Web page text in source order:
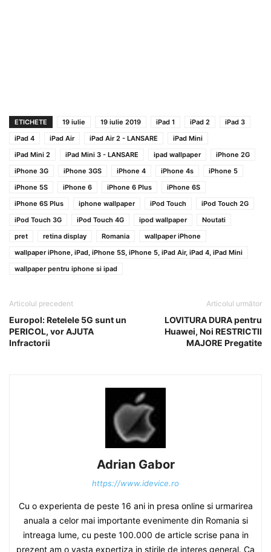
ETICHETE 19 iulie 19 iulie 2019 iPad 1 iPad 2
iPad 3
iPad 4
iPad Air iPad Air 2 - LANSARE
iPad Mini
iPad Mini 2
iPad Mini 3 - LANSARE ipad wallpaper
iPhone 2G
iPhone 3G
iPhone 3GS iPhone 4 iPhone 4s
iPhone 5
iPhone 5S
iPhone 6 iPhone 6 Plus
iPhone 6S
iPhone 6S Plus
iphone wallpaper iPod Touch
iPod Touch 2G
iPod Touch 3G
iPod Touch 4G ipod wallpaper
Noutati
pret
retina display Romania
wallpaper iPhone
wallpaper iPhone, iPad, iPhone 5S, iPhone 5, iPad Air, iPad 4, iPad Mini
wallpaper pentru iphone si ipad
Articolul precedent
Europol: Retelele 5G sunt un
PERICOL, vor AJUTA
Infractorii
Articolul următor
LOVITURA DURA pentru
Huawei, Noi RESTRICTII
MAJORE Pregatite
Adrian Gabor
https://www.idevice.ro
Cu o experienta de peste 16 ani in presa online si urmarirea
anuala a celor mai importante evenimente din Romania si
intreaga lume, cu peste 100.000 de article scrise pana in
prezent am o vasta expertiza in stirile de interes general. Ca